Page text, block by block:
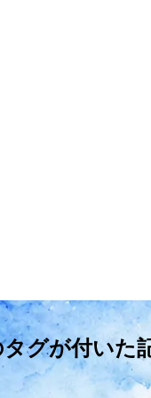
グが付いた